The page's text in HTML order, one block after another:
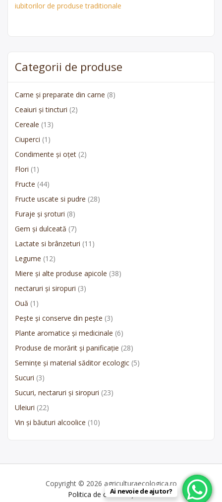
iubitorilor de produse traditionale
Categorii de produse
Carne și preparate din carne (8)
Ceaiuri și tincturi (2)
Cereale (13)
Ciuperci (1)
Condimente și oțet (2)
Flori (1)
Fructe (44)
Fructe uscate si pudre (28)
Furaje și șroturi (8)
Gem și dulceată (7)
Lactate si brânzeturi (11)
Legume (12)
Miere și alte produse apicole (38)
nectaruri și siropuri (3)
Ouă (1)
Pește și conserve din pește (3)
Plante aromatice și medicinale (6)
Produse de morărit și panificație (28)
Semințe și material săditor ecologic (5)
Sucuri (3)
Sucuri, nectaruri și siropuri (23)
Uleiuri (22)
Vin și băuturi alcoolice (10)
Copyright © 2026 agriculturaecologica.ro
Politica de confidențialitate
Ai nevoie de ajutor?